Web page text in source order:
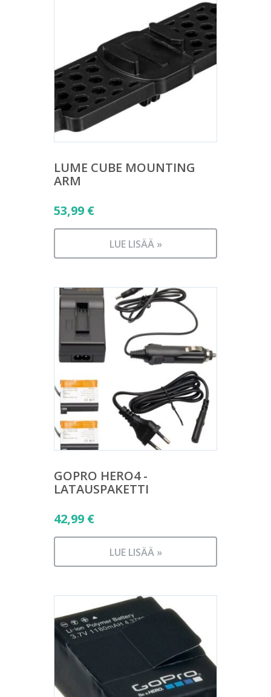
LUME CUBE MOUNTING
ARM
53,99 €
LUE LISÄÄ »
GOPRO HERO4 -
LATAUSPAKETTI
42,99 €
LUE LISÄÄ »